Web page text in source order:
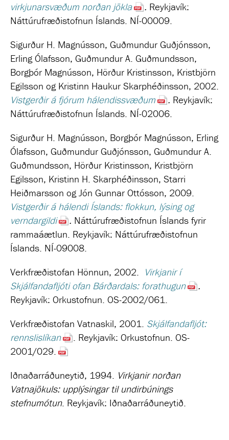
virkjunarsvæðum norðan jökla
. Reykjavík:
Náttúrufræðistofnun Íslands. NÍ-00009.
Sigurður H. Magnússon, Guðmundur Guðjónsson,
Erling Ólafsson, Guðmundur A. Guðmundsson,
Borgþór Magnússon, Hörður Kristinsson, Kristbjörn
Egilsson og Kristinn Haukur Skarphéðinsson, 2002.
Vistgerðir á fjórum hálendissvæðum
. Reykjavík:
Náttúrufræðistofnun Íslands. NÍ-02006.
Sigurður H. Magnússon, Borgþór Magnússon, Erling
Ólafsson, Guðmundur Guðjónsson, Guðmundur A.
Guðmundsson, Hörður Kristinsson, Kristbjörn
Egilsson, Kristinn H. Skarphéðinsson, Starri
Heiðmarsson og Jón Gunnar Ottósson, 2009.
Vistgerðir á hálendi Íslands: flokkun, lýsing og
verndargildi
. Náttúrufræðistofnun Íslands fyrir
rammaáætlun. Reykjavík: Náttúrufræðistofnun
Íslands. NÍ-09008.
Verkfræðistofan Hönnun, 2002. Virkjanir í
Skjálfandafljóti ofan Bárðardals: forathugun
.
Reykjavík: Orkustofnun. OS-2002/061.
Verkfræðistofan Vatnaskil, 2001. Skjálfandafljót:
rennslislíkan
. Reykjavík: Orkustofnun. OS-
2001/029.
Iðnaðarráðuneytið, 1994. Virkjanir norðan
Vatnajökuls: upplýsingar til undirbúnings
stefnumótun. Reykjavík: Iðnaðarráðuneytið.